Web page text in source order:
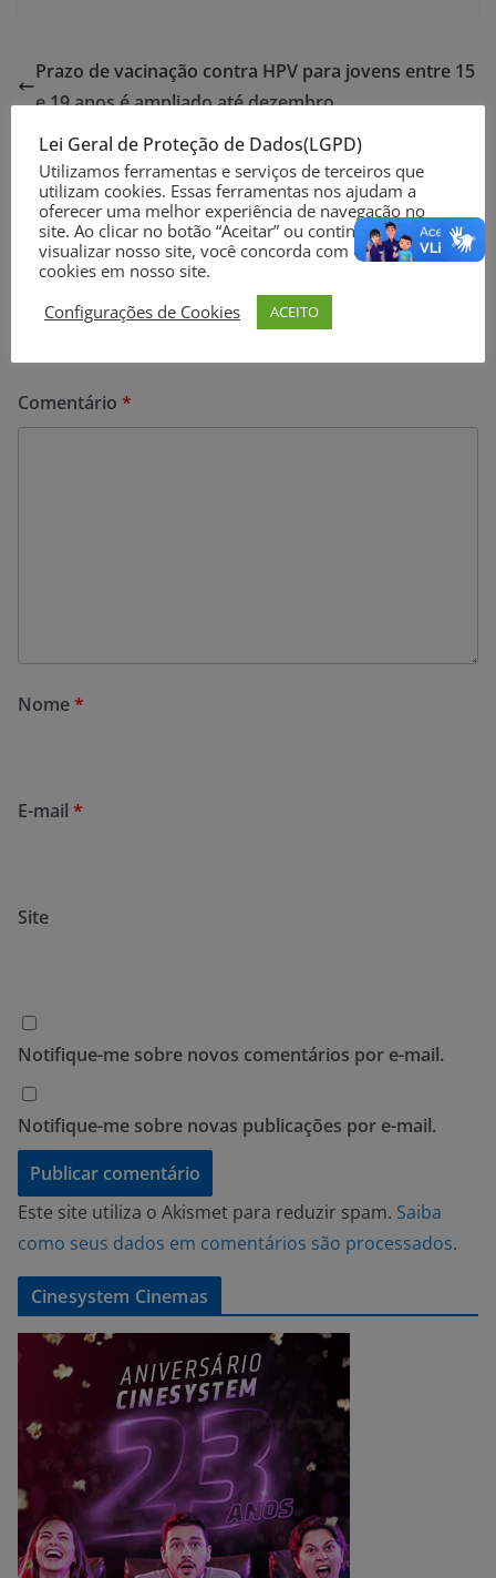
Prazo de vacinação contra HPV para jovens entre 15
e 19 anos é ampliado até dezembro
Aulão do PAIETS reúne cerca de 100 estudantes em
preparação para o Enem
Deixe um comentário
O seu endereço de e-mail não será publicado.
obrigatórios são marcados com*
Comentário *
Nome*
E-mail *
Site
Notifique-me sobre novos comentários por e-mail.
Notifique-me sobre novas publicações por e-mail.
Este site utiliza o Akismet para reduzir spam. Saiba
como seus dados em comentários são processados.
Cinesystem Cinemas
Lei Geral de Proteção de Dados(LGPD)
Utilizamos ferramentas e serviços de terceiros que
utilizam cookies. Essas ferramentas nos ajudam a
oferecer uma melhor experiência de navegação no
site. Ao clicar no botão “Aceitar” ou continuar a
visualizar nosso site, você concorda com o uso de
cookies em nosso site.
Configurações de Cookies
ACEITO